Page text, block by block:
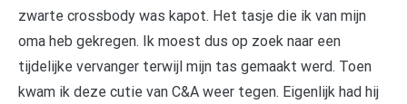
zwarte crossbody was kapot. Het tasje die ik van mijn
oma heb gekregen. Ik moest dus op zoek naar een
tijdelijke vervanger terwijl mijn tas gemaakt werd. Toen
kwam ik deze cutie van C&A weer tegen. Eigenlijk had hij